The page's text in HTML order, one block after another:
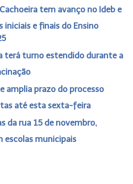
tem avanço no Ideb e
iniciais e finais do Ensino
terá turno estendido durante a
amplia prazo do processo
até esta sexta-feira
da rua 15 de novembro,
escolas municipais